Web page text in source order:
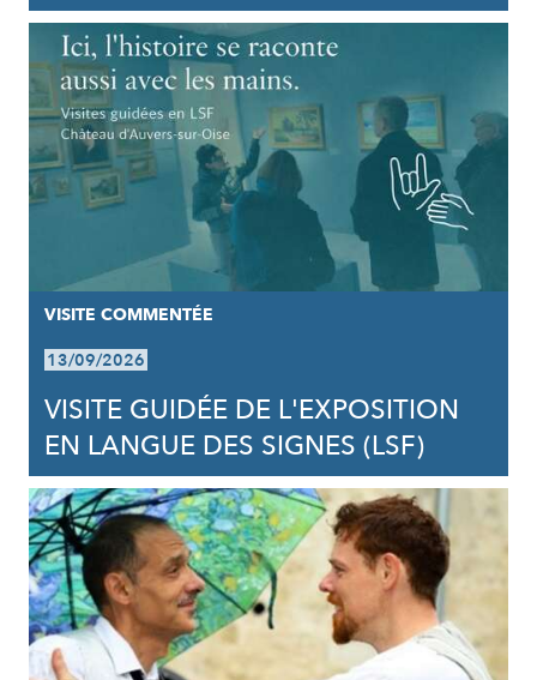
VISITE COMMENTÉE
13/09/2026
VISITE GUIDÉE DE L'EXPOSITION
EN LANGUE DES SIGNES (LSF)